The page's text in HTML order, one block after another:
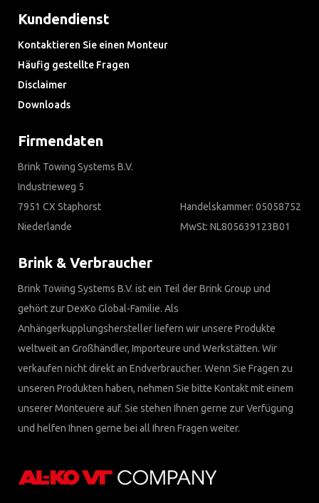
Kundendienst
Kontaktieren Sie einen Monteur
Häufig gestellte Fragen
Disclaimer
Downloads
Firmendaten
Brink Towing Systems B.V.
Industrieweg 5
7951 CX Staphorst
Niederlande
Handelskammer: 05058752
MwSt: NL805639123B01
Brink & Verbraucher
Brink Towing Systems B.V. ist ein Teil der Brink Group und
gehört zur DexKo Global-Familie. Als
Anhängerkupplungshersteller liefern wir unsere Produkte
weltweit an Großhändler, Importeure und Werkstätten. Wir
verkaufen nicht direkt an Endverbraucher. Wenn Sie Fragen zu
unseren Produkten haben, nehmen Sie bitte Kontakt mit einem
unserer Monteuere auf. Sie stehen Ihnen gerne zur Verfügung
und helfen Ihnen gerne bei all Ihren Fragen weiter.